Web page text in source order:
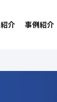
介 事例紹介